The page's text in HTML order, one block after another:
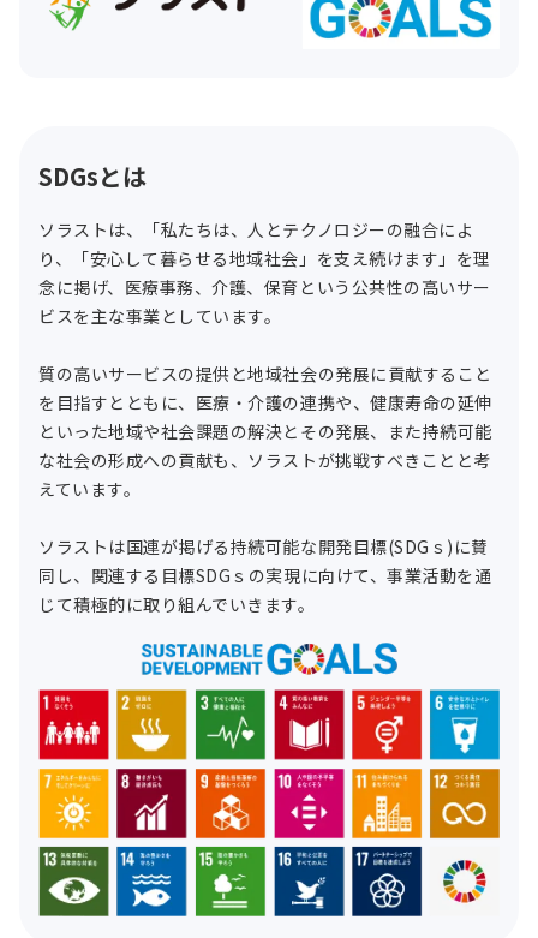
SDGsとは
ソラストは、「私たちは、人とテクノロジーの融合によ
り、「安心して暮らせる地域社会」を支え続けます」を理
念に掲げ、医療事務、介護、保育という公共性の高いサー
ビスを主な事業としています。
質の高いサービスの提供と地域社会の発展に貢献すること
を目指すとともに、医療・介護の連携や、健康寿命の延伸
といった地域や社会課題の解決とその発展、また持続可能
な社会の形成への貢献も、ソラストが挑戦すべきことと考
えています。
ソラストは国連が掲げる持続可能な開発目標(SDGｓ)に賛
同し、関連する目標SDGｓの実現に向けて、事業活動を通
じて積極的に取り組んでいきます。